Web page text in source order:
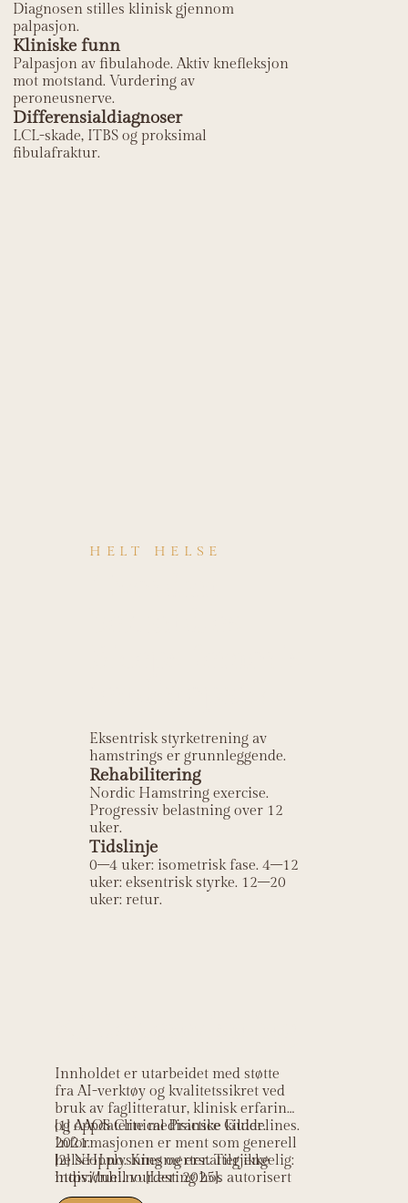
Diagnosen stilles klinisk gjennom
palpasjon.
Kliniske funn
Palpasjon av fibulahode. Aktiv knefleksjon
mot motstand. Vurdering av
peroneusnerve.
Differensialdiagnoser
LCL-skade, ITBS og proksimal
fibulafraktur.
HELT HELSE
Eksentrisk styrketrening av
hamstrings er grunnleggende.
Rehabilitering
Nordic Hamstring exercise.
Progressiv belastning over 12
uker.
Tidslinje
0–4 uker: isometrisk fase. 4–12
uker: eksentrisk styrke. 12–20
uker: retur.
Innholdet er utarbeidet med støtte
fra AI-verktøy og kvalitetssikret ved
bruk av faglitteratur, klinisk erfaring
og oppdaterte medisinske kilder.
Informasjonen er ment som generell
helseopplysning og erstatter ikke
individuell vurdering hos autorisert
helsepersonell.
[1] AAOS Clinical Practice Guidelines.
2021.
[2] NHI.no. Knesmerter. Tilgjengelig:
https://nhi.no [Lest: 2025].